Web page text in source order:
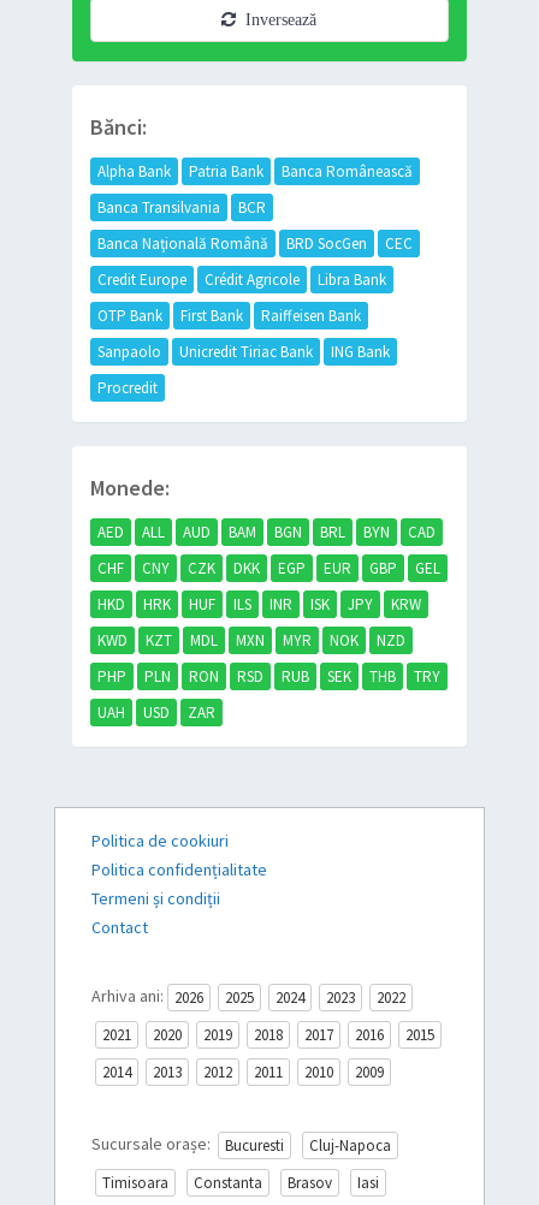
Inversează
Bănci:
Alpha Bank Patria Bank
Banca Românească
Banca Transilvania
BCR
Banca Națională Română
BRD SocGen
CEC
Credit Europe
Crédit Agricole
Libra Bank
OTP Bank
First Bank
Raiffeisen Bank
Sanpaolo
Unicredit Tiriac Bank
ING Bank
Procredit
Monede:
AED ALL AUD BAM BGN BRL BYN
CAD
CHF
CNY CZK DKK EGP EUR GBP
GEL
HKD
HRK HUF ILS INR ISK JPY
KRW
KWD
KZT MDL MXN MYR NOK
NZD
PHP
PLN RON RSD RUB SEK THB
TRY
UAH
USD ZAR
Politica de cookiuri
Politica confidențialitate
Termeni și condiții
Contact
Arhiva ani: 2026 2025 2024 2023
2022
2021
2020 2019 2018 2017 2016
2015
2014
2013 2012 2011 2010 2009
Sucursale orașe: Bucuresti
Cluj-Napoca
Timisoara
Constanta Brasov Iasi